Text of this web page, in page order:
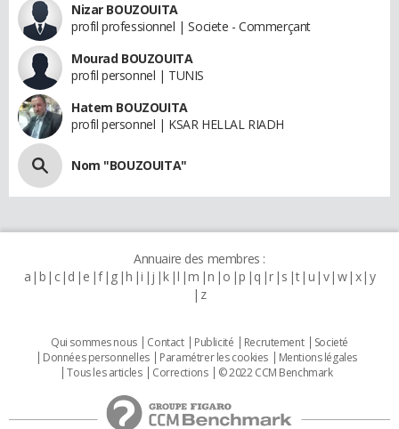
Nizar BOUZOUITA
profil professionnel | Societe - Commerçant
Mourad BOUZOUITA
profil personnel | TUNIS
Hatem BOUZOUITA
profil personnel | KSAR HELLAL RIADH
Nom "BOUZOUITA"
Annuaire des membres :
a b c d e f g h i j k l m n o p q r s t u v w x y
z
Qui sommes nous Contact Publicité Recrutement
Societé
Données personnelles
Paramétrer les cookies
Mentions légales
Tous les articles
Corrections © 2022 CCM Benchmark